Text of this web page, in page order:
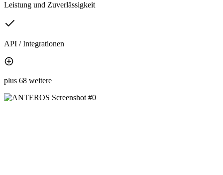
Leistung und Zuverlässigkeit
API / Integrationen
plus 68 weitere